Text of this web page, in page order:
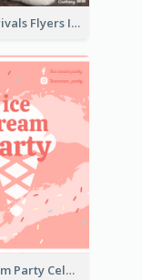
New Arrivals Flyers In In Brown Colour Tone
Ice Cream Party Celebration Flyer